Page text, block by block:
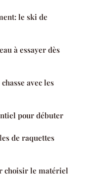
le ski de
à essayer dès
avec les
pour débuter
de raquettes
choisir le matériel